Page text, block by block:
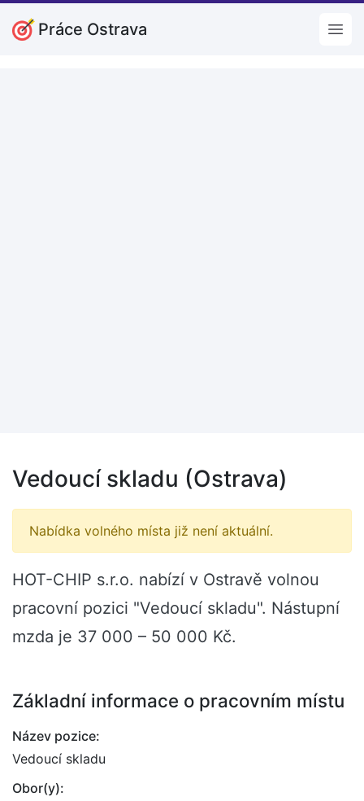
Práce Ostrava
Vedoucí skladu (Ostrava)
Nabídka volného místa již není aktuální.
HOT-CHIP s.r.o. nabízí v Ostravě volnou
pracovní pozici "Vedoucí skladu". Nástupní
mzda je 37 000 – 50 000 Kč.
Základní informace o pracovním místu
Název pozice:
Vedoucí skladu
Obor(y):